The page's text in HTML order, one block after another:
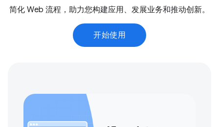
简化 Web 流程，助力您构建应用、发展业务和推动创新。
开始使用